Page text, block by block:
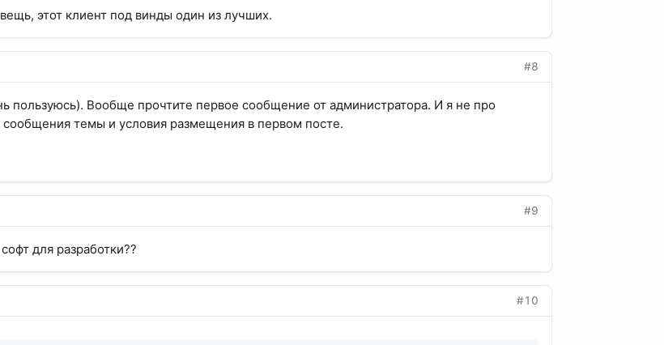
этот клиент под винды один из лучших.
#8
пользуюсь). Вообще прочтите первое сообщение от администратора. И я не про
сообщения темы и условия размещения в первом посте.
#9
для разработки??
#10